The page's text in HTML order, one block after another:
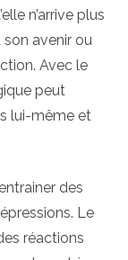
n’arrive plus
son avenir ou
Avec le
peut
lui-même et
des
Le
réactions